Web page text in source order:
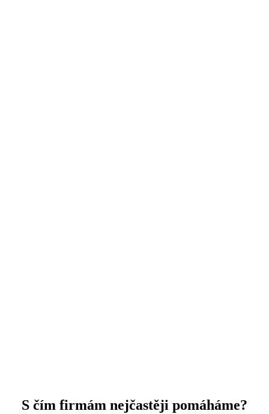
S čím firmám nejčastěji pomáháme?